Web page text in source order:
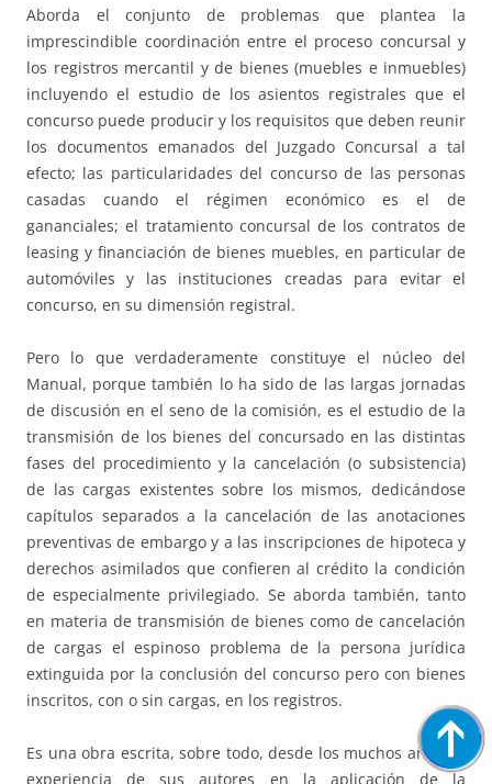
Aborda el conjunto de problemas que plantea la
imprescindible coordinación entre el proceso concursal y
los registros mercantil y de bienes (muebles e inmuebles)
incluyendo el estudio de los asientos registrales que el
concurso puede producir y los requisitos que deben reunir
los documentos emanados del Juzgado Concursal a tal
efecto; las particularidades del concurso de las personas
casadas cuando el régimen económico es el de
gananciales; el tratamiento concursal de los contratos de
leasing y financiación de bienes muebles, en particular de
automóviles y las instituciones creadas para evitar el
concurso, en su dimensión registral.
Pero lo que verdaderamente constituye el núcleo del
Manual, porque también lo ha sido de las largas jornadas
de discusión en el seno de la comisión, es el estudio de la
transmisión de los bienes del concursado en las distintas
fases del procedimiento y la cancelación (o subsistencia)
de las cargas existentes sobre los mismos, dedicándose
capítulos separados a la cancelación de las anotaciones
preventivas de embargo y a las inscripciones de hipoteca y
derechos asimilados que confieren al crédito la condición
de especialmente privilegiado. Se aborda también, tanto
en materia de transmisión de bienes como de cancelación
de cargas el espinoso problema de la persona jurídica
extinguida por la conclusión del concurso pero con bienes
inscritos, con o sin cargas, en los registros.
Es una obra escrita, sobre todo, desde los muchos años de
experiencia de sus autores en la aplicación de la